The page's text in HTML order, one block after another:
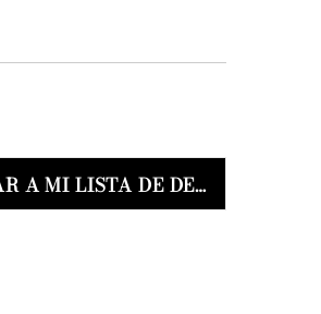
A MI LISTA DE DESEOS